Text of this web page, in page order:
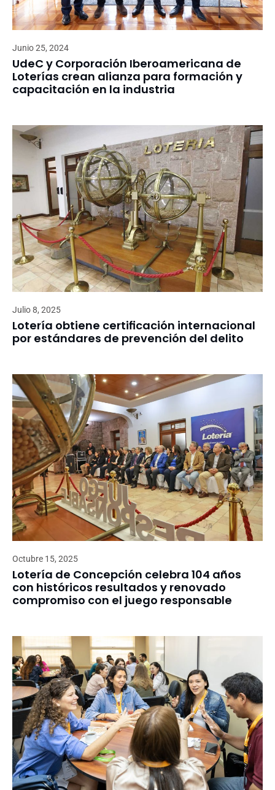
Junio 25, 2024
UdeC y Corporación Iberoamericana de
Loterías crean alianza para formación y
capacitación en la industria
Julio 8, 2025
Lotería obtiene certificación internacional
por estándares de prevención del delito
Octubre 15, 2025
Lotería de Concepción celebra 104 años
con históricos resultados y renovado
compromiso con el juego responsable